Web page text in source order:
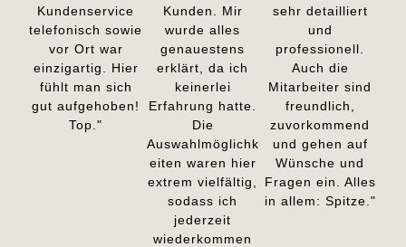
Kundenservice
telefonisch sowie
vor Ort war
einzigartig. Hier
fühlt man sich
gut aufgehoben!
Top."
Kunden. Mir
wurde alles
genauestens
erklärt, da ich
keinerlei
Erfahrung hatte.
Die
Auswahlmöglichk
eiten waren hier
extrem vielfältig,
sodass ich
jederzeit
wiederkommen
sehr detailliert
und
professionell.
Auch die
Mitarbeiter sind
freundlich,
zuvorkommend
und gehen auf
Wünsche und
Fragen ein. Alles
in allem: Spitze."